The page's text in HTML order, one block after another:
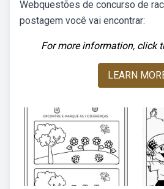
Webquestões de concurso de
postagem você vai encontrar:
For more information, click
LEARN